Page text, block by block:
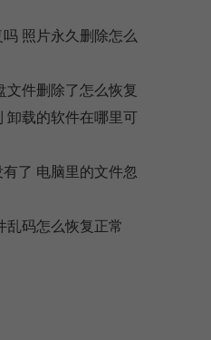
照片永久删除怎么
文件删除了怎么恢复
卸载的软件在哪里可
了 电脑里的文件忽
乱码怎么恢复正常